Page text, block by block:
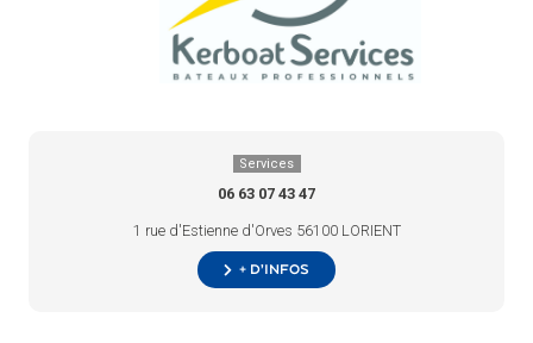
Services
06 63 07 43 47
1 rue d'Estienne d'Orves 56100 LORIENT
+ d’infos